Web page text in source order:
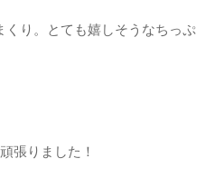
り。とても嬉しそうなちっぷ
張りました！